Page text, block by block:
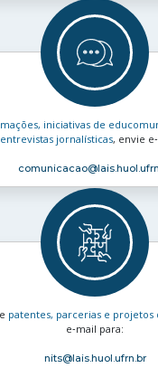
iniciativas de
jornalísticas, envie
comunicacao
patentes, parcerias e projetos
e‑mail para:
nits@lais.huol.ufrn.br